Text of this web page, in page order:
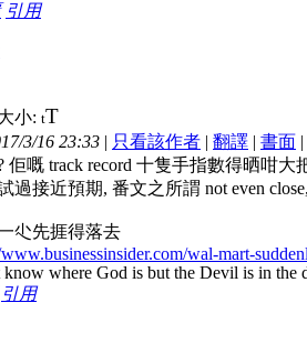
引用
小: tT
3/16 23:33 | 只看該作者 | 翻譯 | 書面 |
佢嘅 track record 十隻手指數得晒咁
過接近預期, 番文之所謂 not even
尐先捱得落去
wal-mart-
where God is but the Devil is in the
引用